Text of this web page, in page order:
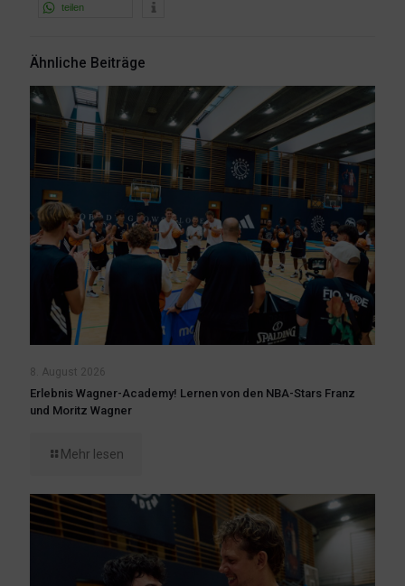
teilen
Ähnliche Beiträge
8. August 2026
Erlebnis Wagner-Academy! Lernen von den NBA-Stars Franz
und Moritz Wagner
Mehr lesen